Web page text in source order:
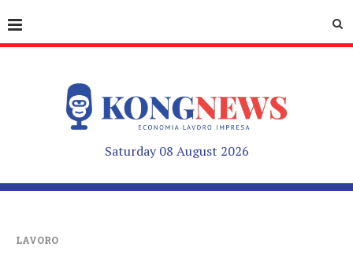
Saturday 08 August 2026
LAVORO